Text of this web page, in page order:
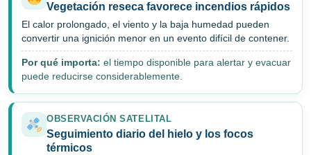
Vegetación reseca favorece incendios rápidos
El calor prolongado, el viento y la baja humedad pueden
convertir una ignición menor en un evento difícil de contener.
Por qué importa: el tiempo disponible para alertar y evacuar
puede reducirse considerablemente.
OBSERVACIÓN SATELITAL
Seguimiento diario del hielo y los focos
térmicos